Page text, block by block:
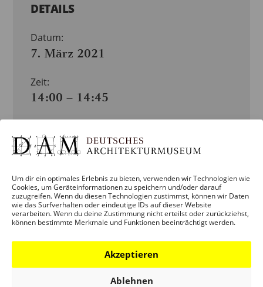
Um dir ein optimales Erlebnis zu bieten, verwenden wir Technologien wie
Cookies, um Geräteinformationen zu speichern und/oder darauf
zuzugreifen. Wenn du diesen Technologien zustimmst, können wir Daten
wie das Surfverhalten oder eindeutige IDs auf dieser Website
verarbeiten. Wenn du deine Zustimmung nicht erteilst oder zurückziehst,
können bestimmte Merkmale und Funktionen beeinträchtigt werden.
Akzeptieren
Ablehnen
DETAILS
Datum:
7. März 2021
Zeit:
14:00 – 14:45
VERANSTALTUNG,VERMITTLUNG
Veranstaltung-Tags:
EINFACH GRÜN
ORT
DAM SCHAUMAINKAI